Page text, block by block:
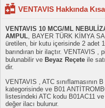
VENTAVIS Hakkında
VENTAVIS 10 MCG/ML
AMPUL, BAYER TÜRK KİMYA
üretilen, bir kutu içerisinde 2 adet
barındıran bir ilaçtır. VENTAVIS ,
bulunabilir ve Beyaz Reçete ile
dir.
VENTAVIS , ATC sınıflamasının
kategorisinde ve B01
listesindeki ATC kodu B01AC11
değer ilacı bulunur.